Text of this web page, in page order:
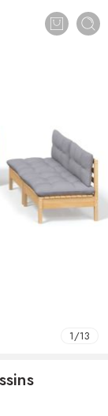
1/13